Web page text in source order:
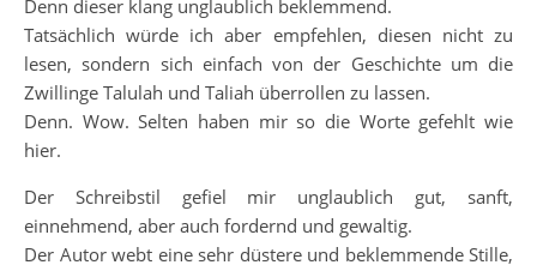
Denn dieser klang unglaublich beklemmend.
Tatsächlich würde ich aber empfehlen, diesen nicht zu
lesen, sondern sich einfach von der Geschichte um die
Zwillinge Talulah und Taliah überrollen zu lassen.
Denn. Wow. Selten haben mir so die Worte gefehlt wie
hier.
Der Schreibstil gefiel mir unglaublich gut, sanft,
einnehmend, aber auch fordernd und gewaltig.
Der Autor webt eine sehr düstere und beklemmende Stille,